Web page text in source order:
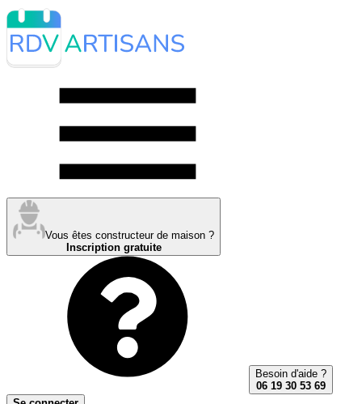
Vous êtes constructeur de maison ?
Inscription gratuite
Besoin d'aide ?
06 19 30 53 69